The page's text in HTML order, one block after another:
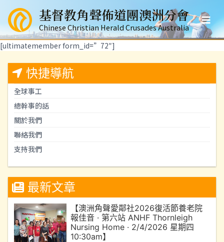
要
內
基督教角聲佈道團澳洲分會
Chinese Christian Herald Crusades Australia
Main
快捷導航
全球事工
總幹事的話
關於我們
聯絡我們
支持我們
最新文章
【澳洲角聲愛鄰社2026復活節養老院
報佳音 · 第六站 ANHF Thornleigh
Nursing Home · 2/4/2026 星期四
10:30am】
[ultimatemember form_id=”72″]